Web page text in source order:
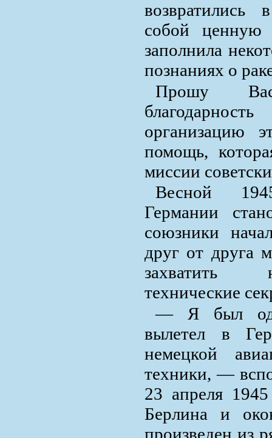
собой ценную
заполнила
познаниях о
Прошу
организацию
помощь,
миссии
Весной
Германии
союзники
друг от друга
захватить
технические
— Я был
вылетел в
немецкой
техники, —
23 апреля
Берлина и
произведен из